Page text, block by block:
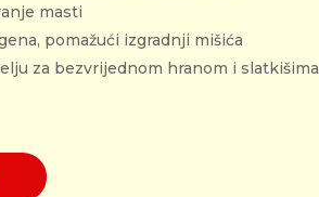
masti
pomažući izgradnji mišića
za bezvrijednom hranom i slatkišima